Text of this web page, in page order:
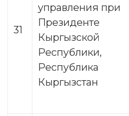
31
управления при
Президенте
Кыргызской
Республики,
Республика
Кыргызстан